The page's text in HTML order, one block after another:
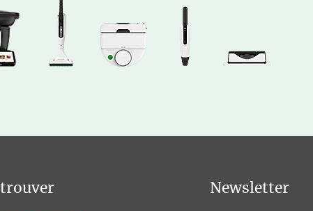
trouver Newsletter